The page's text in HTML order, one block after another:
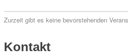
Zurzeit gibt es keine bevorstehenden
Kontakt